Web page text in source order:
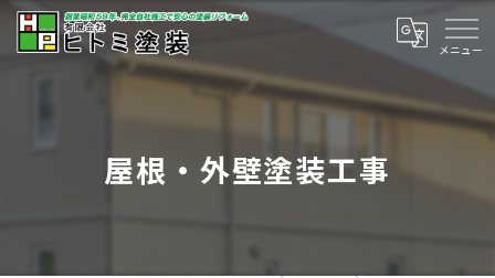
屋根・外壁塗装工事